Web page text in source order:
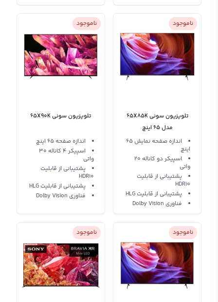
ناموجود
تلویزیون سونی 65X85K
مدل 65 اینچ
اندازه صفحه نمایش 65
اینچ
اسپیکر دو کاناله 20
واتی
پشتیبانی از قابلیت
HDR10
پشتیبانی از قابلیت HLG
فناوری Dolby Vision
ناموجود
تلویزیون سونی 65X90K
اندازه صفحه 65 اینچ
اسپیکر 4 کاناله 30
واتی
پشتیبانی از قابلیت
HDR10
پشتیبانی از قابلیت HLG
فناوری Dolby Vision
ناموجود ناموجود